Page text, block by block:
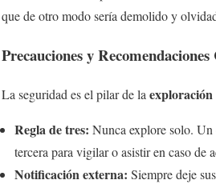
que de otro modo sería demolido y
Precauciones y
La seguridad es el pilar de la
Regla de tres: Nunca explore solo. Un
tercera para vigilar o asistir en caso de
Notificación externa: Siempre deje